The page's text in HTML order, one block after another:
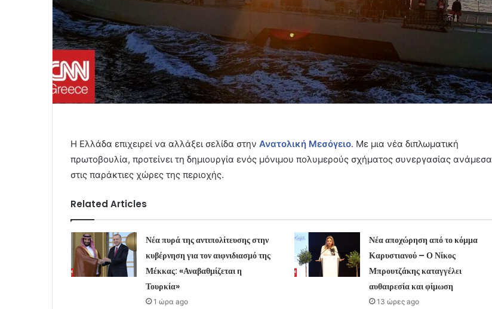
Η Ελλάδα επιχειρεί να αλλάξει σελίδα στην Ανατολική Μεσόγειο. Με μια νέα διπλωματική
πρωτοβουλία, προτείνει τη δημιουργία ενός μόνιμου πολυμερούς σχήματος συνεργασίας ανάμεσα
στις παράκτιες χώρες της περιοχής.
Related Articles
Νέα πυρά της αντιπολίτευσης στην
κυβέρνηση για τον αιφνιδιασμό της
Μέκκας: «Αναβαθμίζεται η
Τουρκία»
1 ώρα ago
Νέα αποχώρηση από το κόμμα
Καρυστιανού – Ο Νίκος
Μπρουτζάκης καταγγέλει
αυθαιρεσία και φίμωση
13 ώρες ago